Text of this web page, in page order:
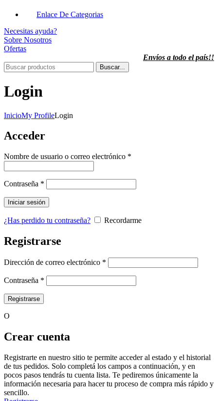
Enlace De Categorias
Necesitas ayuda?
Sobre Nosotros
Ofertas
Envíos a todo el país!!
Buscar...
Login
InicioMy ProfileLogin
Acceder
Nombre de usuario o correo electrónico *
Contraseña *
Iniciar sesión
¿Has perdido tu contraseña? Recordarme
Registrarse
Dirección de correo electrónico *
Contraseña *
Registrarse
O
Crear cuenta
Registrarte en nuestro sitio te permite acceder al estado y el historial
de tus pedidos. Solo completá los campos a continuación, y en
pocos pasos tendrás tu cuenta lista. Te pediremos únicamente la
información necesaria para hacer tu proceso de compra más rápido y
sencillo.